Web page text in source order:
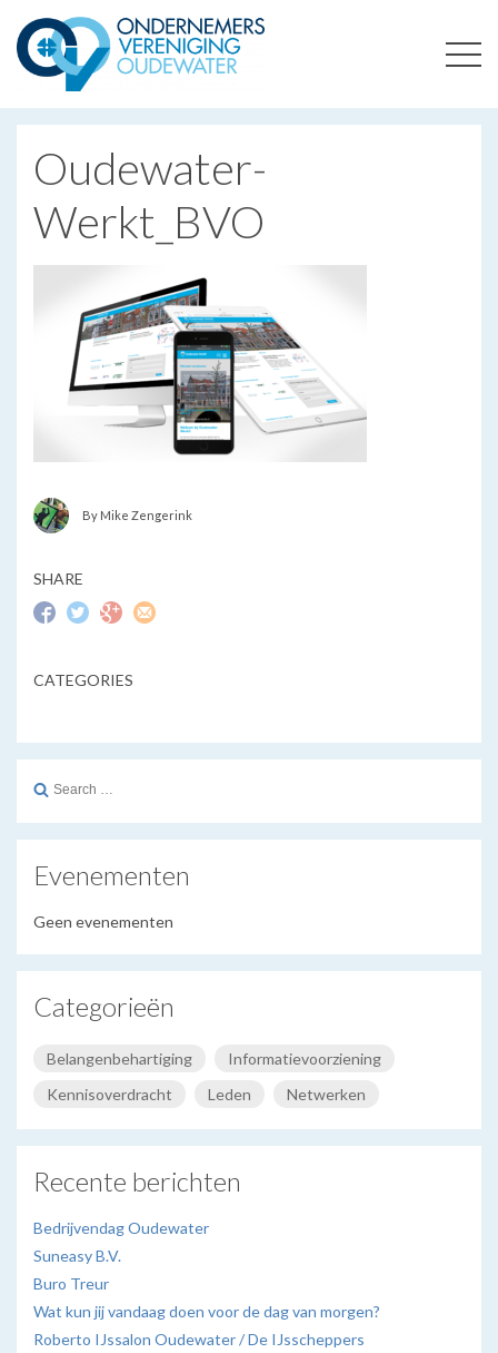
ONDERNEMERSVERENIGING OUDEWATER
Oudewater-
Werkt_BVO
By Mike Zengerink
SHARE
CATEGORIES
Search
Evenementen
Geen evenementen
Categorieën
Belangenbehartiging
Informatievoorziening
Kennisoverdracht
Leden Netwerken
Recente berichten
Bedrijvendag Oudewater
Suneasy B.V.
Buro Treur
Wat kun jij vandaag doen voor de dag van morgen?
Roberto IJssalon Oudewater / De IJsscheppers